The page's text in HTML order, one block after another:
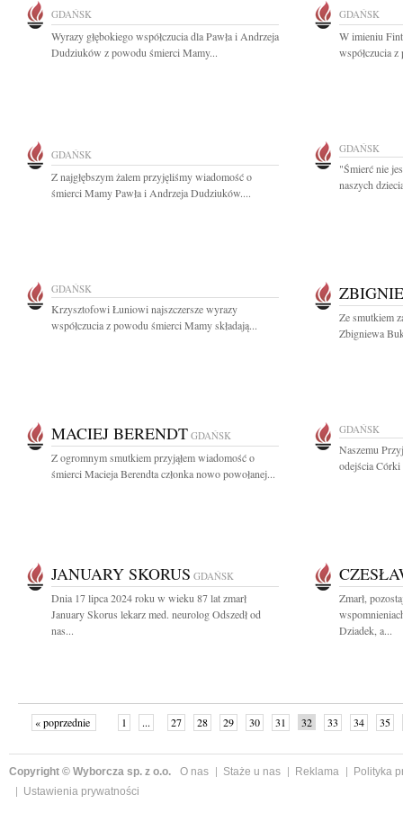
GDAŃSK
Wyrazy głębokiego współczucia dla Pawła i Andrzeja
Dudziuków z powodu śmierci Mamy...
GDAŃSK
W imieniu
współczucia
GDAŃSK
Z najgłębszym żalem przyjęliśmy wiadomość o
śmierci Mamy Pawła i Andrzeja Dudziuków....
GDAŃSK
"Śmierć nie
naszych
GDAŃSK
Krzysztofowi Łuniowi najszczersze wyrazy
współczucia z powodu śmierci Mamy składają...
Ze smutkiem
Zbigniewa
MACIEJ BERENDT GDAŃSK
Z ogromnym smutkiem przyjąłem wiadomość o
śmierci Macieja Berendta członka nowo powołanej...
GDAŃSK
Naszemu
odejścia Córki
JANUARY SKORUS GDAŃSK
Dnia 17 lipca 2024 roku w wieku 87 lat zmarł
January Skorus lekarz med. neurolog Odszedł od
nas...
Zmarł,
Dziadek, a...
« poprzednie 1 ... 27 28 29 30 31 32 33 34
35
Copyright © Wyborcza sp. z o.o. O nas Staże u nas Reklama
Polityka
Ustawienia prywatności